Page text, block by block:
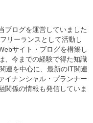
ブログを運営していました
リーランスとして活動し
サイト・ブログを構築し
、今までの経験で得た知識
連を中心に、最新のIT関連
イナンシャル・プランナー
関係の情報も発信していま